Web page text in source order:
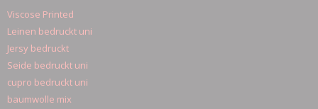
Viscose Printed
Leinen bedruckt uni
Jersy bedruckt
Seide bedruckt uni
cupro bedruckt uni
baumwolle mix